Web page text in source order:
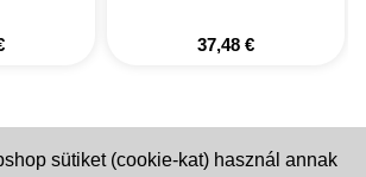
37,48 €
sütiket (cookie-kat) használ annak